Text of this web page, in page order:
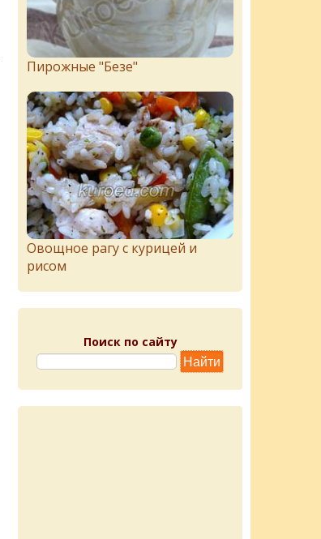
Пирожныe "Бeзe"
Овощное рагу с курицей и
рисом
Поиск по сайту